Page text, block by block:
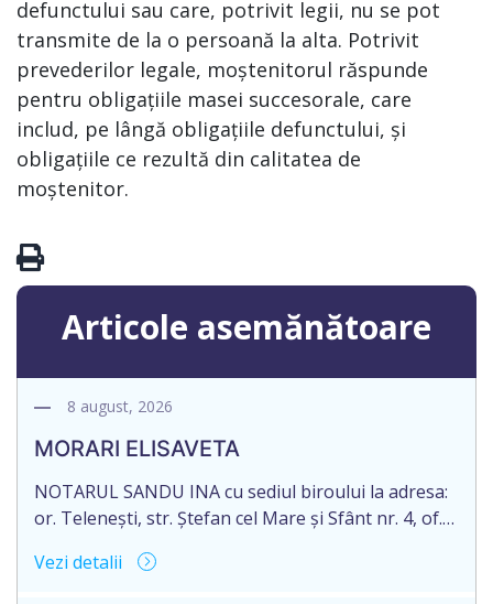
defunctului sau care, potrivit legii, nu se pot
transmite de la o persoană la alta. Potrivit
prevederilor legale, moștenitorul răspunde
pentru obligațiile masei succesorale, care
includ, pe lângă obligațiile defunctului, și
obligațiile ce rezultă din calitatea de
moștenitor.
Articole asemănătoare
8 august, 2026
MORARI ELISAVETA
NOTARUL SANDU INA cu sediul biroului la adresa:
or. Telenești, str. Ștefan cel Mare și Sfânt nr. 4, of.
succesorale în urma decesului cet. MORARI
Vezi detalii